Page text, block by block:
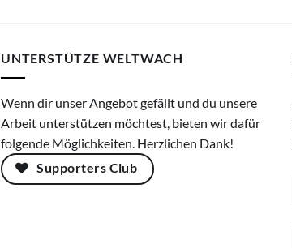
UNTERSTÜTZE WELTWACH
Wenn dir unser Angebot gefällt und du unsere
Arbeit unterstützen möchtest, bieten wir dafür
folgende Möglichkeiten. Herzlichen Dank!
Supporters Club